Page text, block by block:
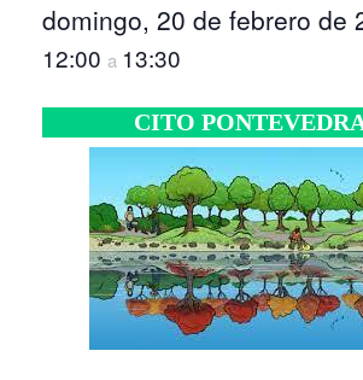
domingo, 20 de febrero de
12:00 a 13:30
CITO